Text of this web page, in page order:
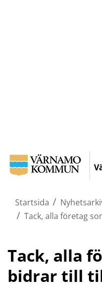
huvudinnehållet
Startsida /
/ Tack, alla företag
Tack, alla
bidrar till